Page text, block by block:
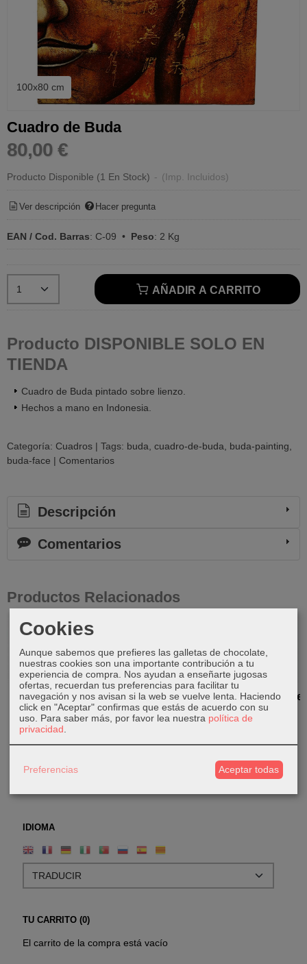
IDIOMA
TU CARRITO (0)
El carrito de la compra está vacío
100x80 cm
Cuadro de Buda
80,00 €
Producto Disponible (1 En Stock) - (Imp. Incluidos)
Ver descripción Hacer pregunta
EAN / Cod. Barras: C-09 • Peso: 2 Kg
AÑADIR A CARRITO
Producto DISPONIBLE SOLO EN
TIENDA
Cuadro de Buda pintado sobre lienzo.
Hechos a mano en Indonesia.
Categoría: Cuadros | Tags: buda cuadro-de-buda
buda-painting
buda-face | Comentarios
Descripción
Comentarios
Productos Relacionados
Cuadros de
Cara de
Buda
10,00 €
Cuadros de
Cara de
Buda
10,00 €
Cuadros de
Cara de
Buda
10,00 €
Cuadros de
Ganesha
Cookies
Aunque sabemos que prefieres las galletas de chocolate,
nuestras cookies son una importante contribución a tu
experiencia de compra. Nos ayudan a enseñarte jugosas
ofertas, recuerdan tus preferencias para facilitar tu
navegación y nos avisan si la web se vuelve lenta. Haciendo
click en "Aceptar" confirmas que estás de acuerdo con su
uso. Para saber más, por favor lea nuestra política de
privacidad
Preferencias Aceptar todas